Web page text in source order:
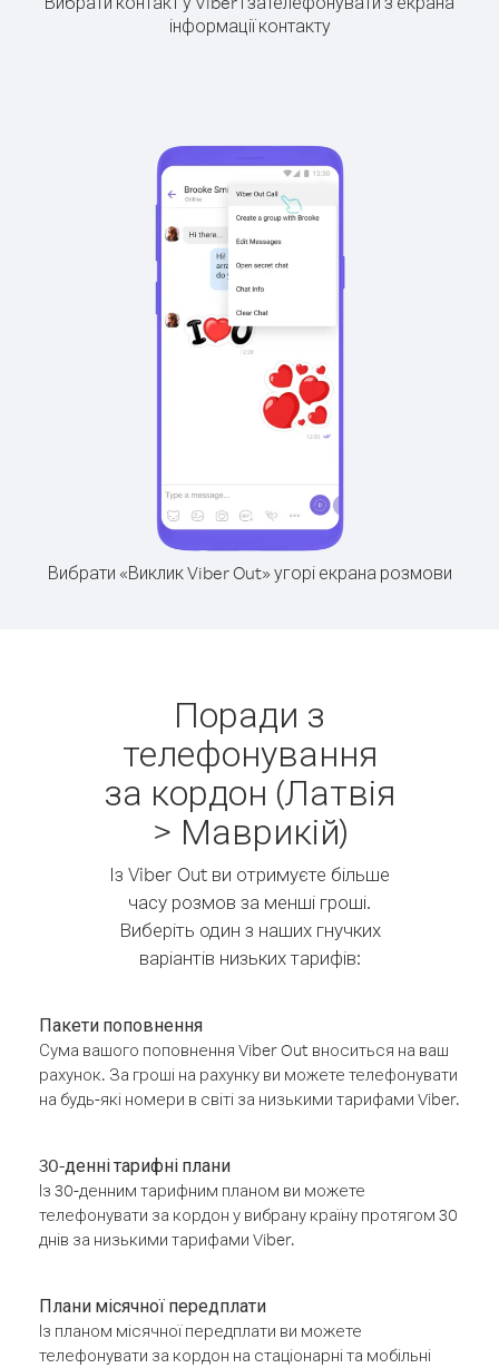
інформації контакту
Вибрати «Виклик Viber Out» угорі екрана розмови
Поради з
телефонування
за кордон (Латвія
> Маврикій)
Із Viber Out ви отримуєте більше
часу розмов за менші гроші.
Виберіть один з наших гнучких
варіантів низьких тарифів:
Пакети поповнення
Сума вашого поповнення Viber Out вноситься на ваш
рахунок. За гроші на рахунку ви можете телефонувати
на будь-які номери в світі за низькими тарифами Viber.
30-денні тарифні плани
Із 30-денним тарифним планом ви можете
телефонувати за кордон у вибрану країну протягом 30
днів за низькими тарифами Viber.
Плани місячної передплати
Із планом місячної передплати ви можете
телефонувати за кордон на стаціонарні та мобільні